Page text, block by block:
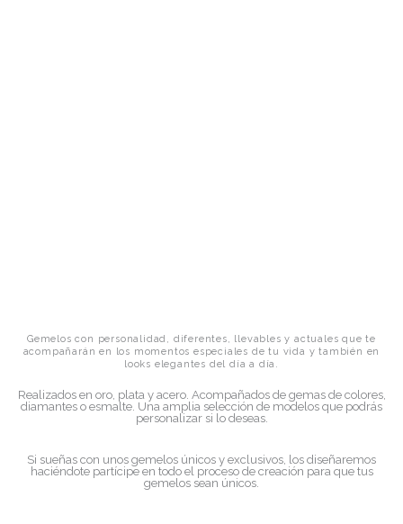
Gemelos con personalidad, diferentes, llevables y actuales que te
acompañarán en los momentos especiales de tu vida y también en
looks elegantes del día a día.
Realizados en oro, plata y acero. Acompañados de gemas de colores,
diamantes o esmalte. Una amplia selección de modelos que podrás
personalizar si lo deseas.
Si sueñas con unos gemelos únicos y exclusivos, los diseñaremos
haciéndote partícipe en todo el proceso de creación para que tus
gemelos sean únicos.